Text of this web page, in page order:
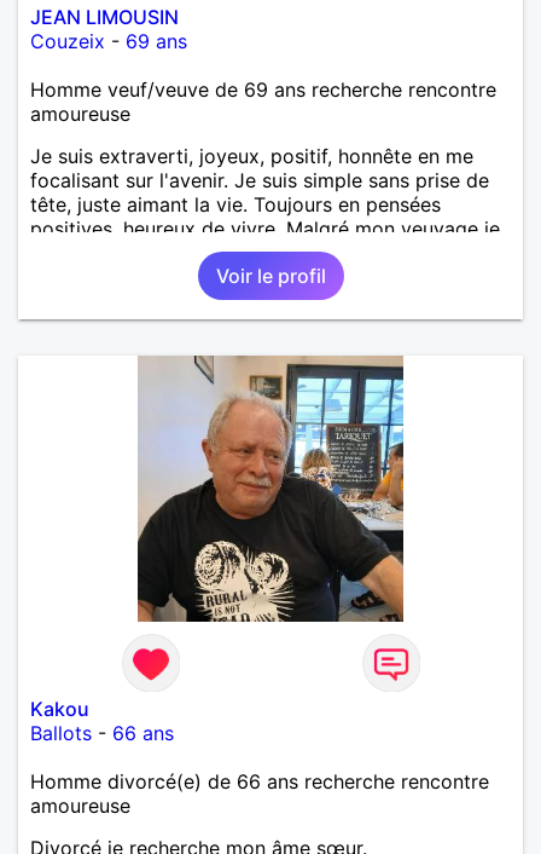
JEAN LIMOUSIN
Couzeix - 69 ans
Homme veuf/veuve de 69 ans recherche rencontre
amoureuse
Je suis extraverti, joyeux, positif, honnête en me
focalisant sur l'avenir. Je suis simple sans prise de
tête, juste aimant la vie. Toujours en pensées
positives, heureux de vivre. Malgré mon veuvage je
me tourne vers l'avenir pour une deuxième vie
intense, remplie de joie, de tendresse et pourquoi
pas par la suite d'amour. Déjà dans un premier
temps, se connaître, puis s'apprécier et ensuite
d'étude, je ne me prends pas la tête sur ce niveau.
Mon meilleurs diplôme étant le CEP certificat
d'étude primaire. Avec ce diplôme on sait que je
sais lire, écrire et compter. En raison de mes
principes je ne corresponds pas avec les
demoiselles approchant les moins de 60 ans
Voir le profil
Kakou
Ballots - 66 ans
Homme divorcé(e) de 66 ans recherche rencontre
amoureuse
Divorcé je recherche mon âme sœur.